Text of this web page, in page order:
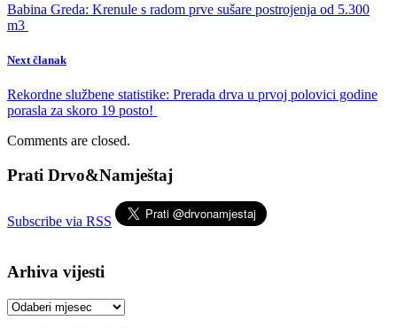
Babina Greda: Krenule s radom prve sušare postrojenja od 5.300
m3
Next članak
Rekordne službene statistike: Prerada drva u prvoj polovici godine
porasla za skoro 19 posto!
Comments are closed.
Prati Drvo&Namještaj
Subscribe via RSS
Arhiva vijesti
Arhiva